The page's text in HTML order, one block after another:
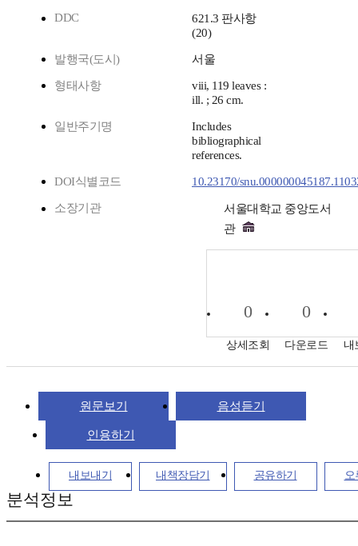
DDC
621.3 판사항
(20)
발행국(도시) 서울
형태사항
viii, 119 leaves :
ill. ; 26 cm.
일반주기명
Includes
bibliographical
references.
DOI식별코드 10.23170/
소장기관
서울대학교 중앙도서
관
0
상세조회
0
다운로드 내
원문보기 음성듣기
인용하기
내보내기 내책장담기 공유하기 오
분석정보